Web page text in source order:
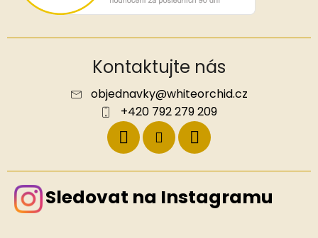
Kontaktujte nás
objednavky@whiteorchid.cz
+420 792 279 209
Sledovat na Instagramu